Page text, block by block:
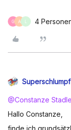
G A 4
Superschlumpf
@Constanze
Hallo Constanze,
finde ich